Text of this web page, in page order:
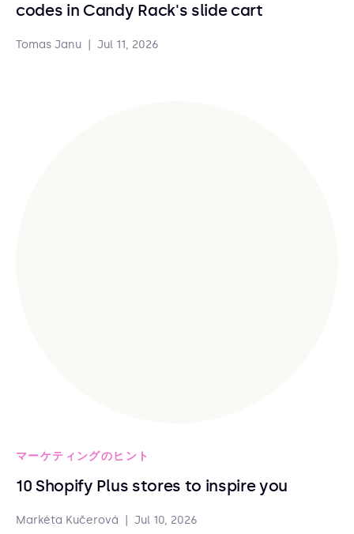
codes in Candy Rack's slide cart
Tomas Janu Jul 11, 2026
マーケティングのヒント
10 Shopify Plus stores to inspire you
Markéta Kučerová Jul 10, 2026